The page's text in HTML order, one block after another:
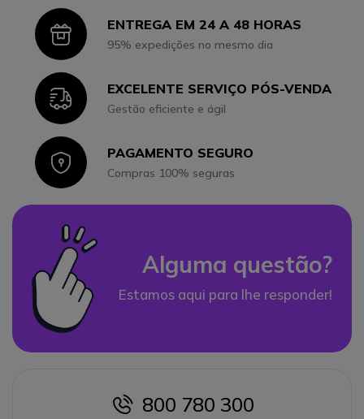
IconENTREGA EM 24 A 48 HORAS
95% expedições no mesmo dia
IconEXCELENTE SERVIÇO PÓS-VENDA
Gestão eficiente e ágil
IconPAGAMENTO SEGURO
Compras 100% seguras
Alguma questão?
Estamos aqui para lhe responder!
icon
800 780 300